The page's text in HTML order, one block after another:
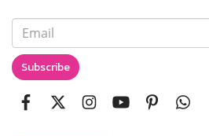
Subscribe